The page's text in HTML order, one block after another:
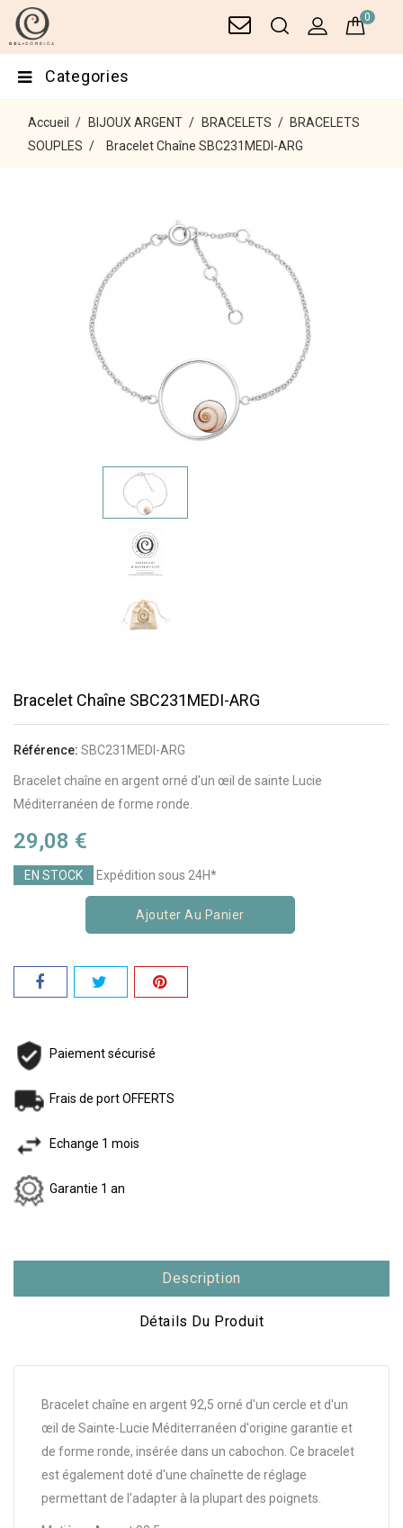
0
Categories
Accueil BIJOUX ARGENT BRACELETS
BRACELETS
SOUPLES
Bracelet Chaîne SBC231MEDI-ARG
Bracelet Chaîne SBC231MEDI-ARG
Référence: SBC231MEDI-ARG
Bracelet chaîne en argent orné d'un œil de sainte Lucie
Méditerranéen de forme ronde.
29,08 €
EN STOCK Expédition sous 24H*
Ajouter Au Panier
Paiement sécurisé
Frais de port OFFERTS
Echange 1 mois
Garantie 1 an
Description
Détails Du Produit
Bracelet chaîne en argent 92,5 orné d'un cercle et d'un
œil de Sainte-Lucie Méditerranéen d'origine garantie et
de forme ronde, insérée dans un cabochon. Ce bracelet
est également doté d'une chaînette de réglage
permettant de l'adapter à la plupart des poignets.